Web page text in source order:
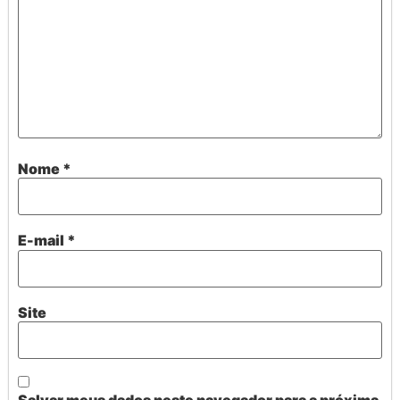
Nome *
E-mail *
Site